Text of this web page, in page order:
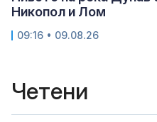
Никопол и Лом
09:16 • 09.08.26
Четени